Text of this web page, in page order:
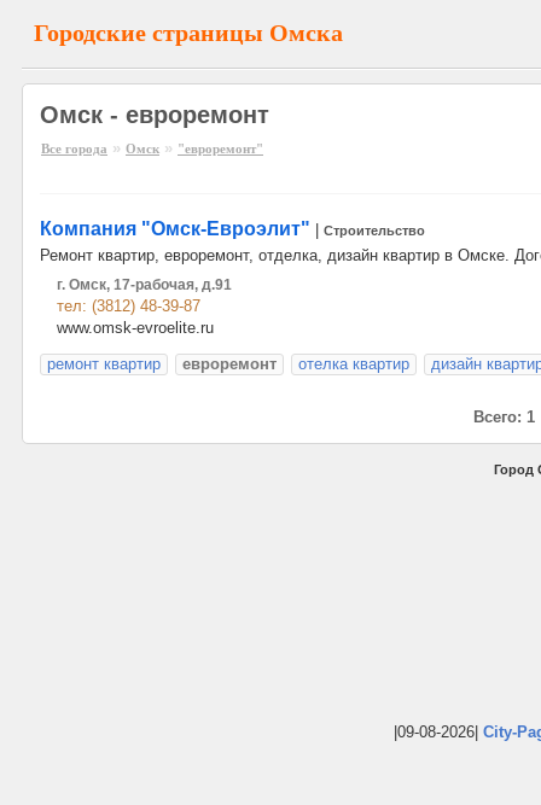
Городские страницы Омска
Омск - евроремонт
Все города » Омск » "евроремонт"
Компания "Омск-Евроэлит" Строительство
Ремонт квартир, евроремонт, отделка, дизайн квартир в Омске.
г. Омск, 17-рабочая, д.91
тел: (3812) 48-39-87
www.omsk-evroelite.ru
ремонт квартир
евроремонт отелка квартир дизайн
Всего: 1
Город
|09-08-2026| City-